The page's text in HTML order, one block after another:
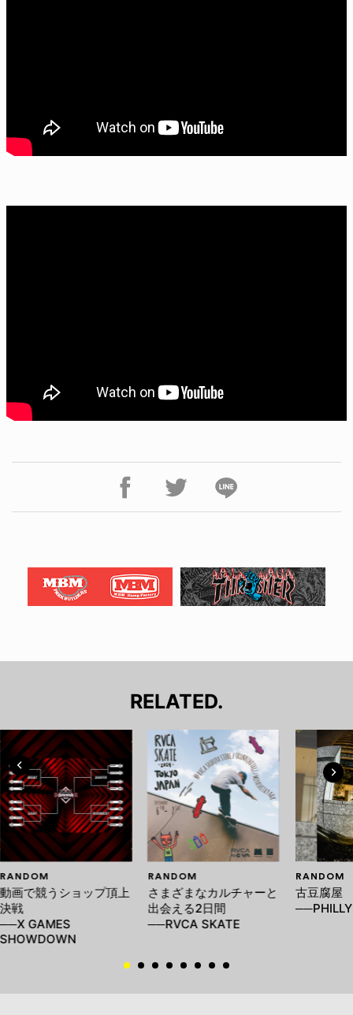
RELATED.
RANDOM
動画で競うショップ頂上
決戦
──X GAMES
SHOWDOWN
RANDOM
さまざまなカルチャーと
出会える2日間
──RVCA SKATE
RANDOM
古豆腐屋